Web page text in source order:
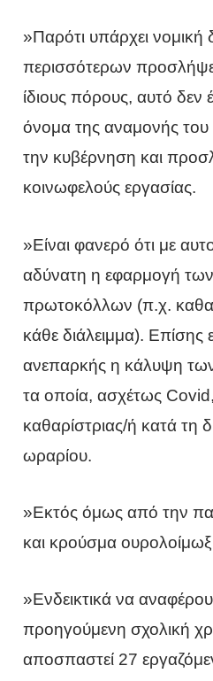
»Παρότι υπάρχει νομική
περισσότερων
ίδιους πόρους, αυτό δεν
όνομα της αναμονής
την κυβέρνηση και
κοινωφελούς εργασίας.
»Είναι φανερό ότι με
αδύνατη η εφαρμογή των
πρωτοκόλλων (π.χ.
κάθε διάλειμμα). Επίσης
ανεπαρκής η κάλυψη
τα οποία, ασχέτως Covid,
καθαρίστριας/ή κατά τη
ωραρίου.
»Εκτός όμως από την
και κρούσμα
»Ενδεικτικά να
προηγούμενη σχολική
αποσπαστεί 27